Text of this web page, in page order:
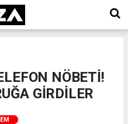
NÖBETİ!
GİRDİLER